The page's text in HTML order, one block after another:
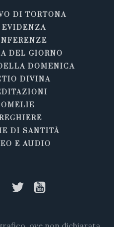
DI TORTONA
DEL GIORNO
DOMENICA
DIVINA
OMELIE
DI SANTITÀ
E AUDIO